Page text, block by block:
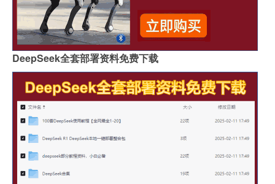
DeepSeek全套部署资料免费下载